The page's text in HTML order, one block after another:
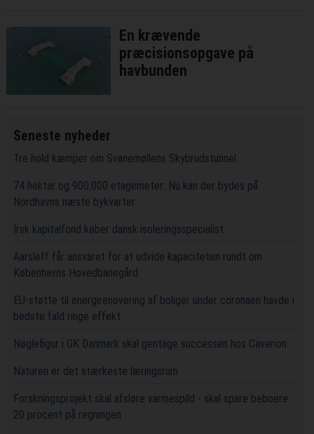
En krævende
præcisionsopgave på
havbunden
Seneste nyheder
Tre hold kæmper om Svanemøllens Skybrudstunnel
74 hektar og 900.000 etagemeter: Nu kan der bydes på
Nordhavns næste bykvarter
Irsk kapitalfond køber dansk isoleringsspecialist
Aarsleff får ansvaret for at udvide kapaciteten rundt om
Københavns Hovedbanegård
EU-støtte til energirenovering af boliger under coronaen havde i
bedste fald ringe effekt
Nøglefigur i GK Danmark skal gentage successen hos Caverion
Naturen er det stærkeste læringsrum
Forskningsprojekt skal afsløre varmespild - skal spare beboere
20 procent på regningen